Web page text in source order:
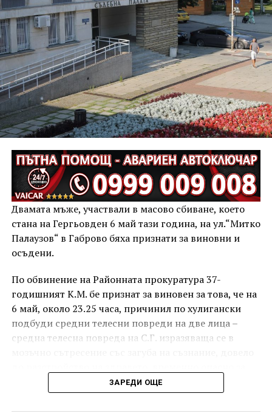
Двамата мъже, участвали в масово сбиване, което
стана на Гергьовден 6 май тази година, на ул.“Митко
Палаузов“ в Габрово бяха признати за виновни и
осъдени.
По обвинение на Районната прокуратура 37-
годишният К.М. бе признат за виновен за това, че на
6 май, около 23.25 часа, причинил по хулигански
подбуди средни телесни повреди на две лица –
средна телесна повреда на С.Г. изразяваща се в
живота, и лека телесна повреда на Х.С., която бе с
порезна рана на петия пръст на дясната ръка,
довела до разстройство на здравето, неопасно за
ЗАРЕДИ ОЩЕ